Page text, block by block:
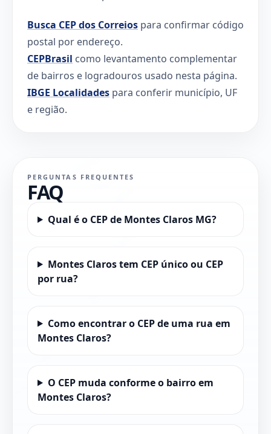
Busca CEP dos Correios para confirmar código
postal por endereço.
CEPBrasil como levantamento complementar
de bairros e logradouros usado nesta página.
IBGE Localidades para conferir município, UF
e região.
PERGUNTAS FREQUENTES
FAQ
Qual é o CEP de Montes Claros MG?
Montes Claros tem CEP único ou CEP
por rua?
Como encontrar o CEP de uma rua em
Montes Claros?
O CEP muda conforme o bairro em
Montes Claros?